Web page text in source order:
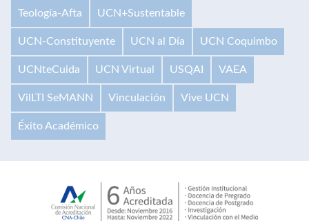
Teología-Afta UCN+Sustentable
UCN-Constituyente UCN al Día UCN Coquimbo
UCNteCuida UCN Virtual USQAI VAEA
VilLTI SeMANN Vinculación Vive UCN
Éxito Académico